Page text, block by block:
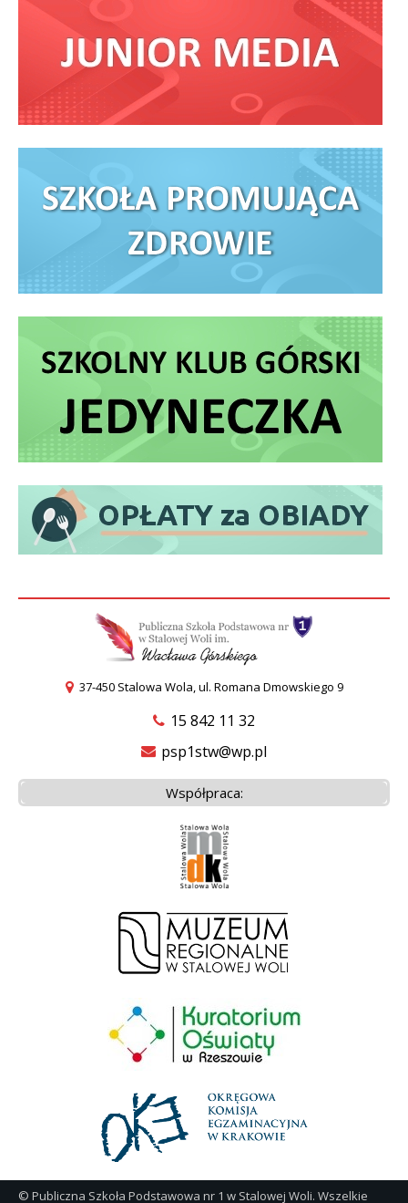
37-450 Stalowa Wola, ul. Romana Dmowskiego 9
15 842 11 32
psp1stw@wp.pl
Współpraca:
© Publiczna Szkoła Podstawowa nr 1 w Stalowej Woli. Wszelkie